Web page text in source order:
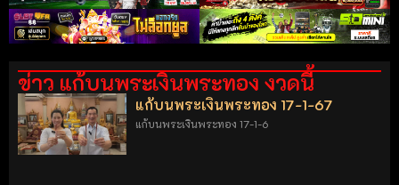
ข่าว แก้บนพระเงินพระทอง งวดนี้
แก้บนพระเงินพระทอง 17-1-67
แก้บนพระเงินพระทอง 17-1-6